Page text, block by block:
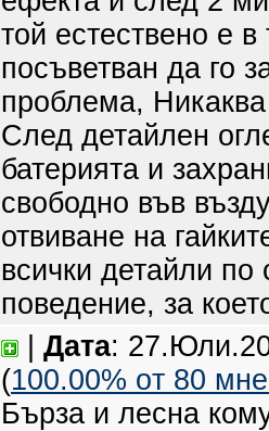
той естествено е
посъветван да го
проблема, Никаква
След детайлен
батерията и
свободно във
отвиване на
всички детайли по
поведение, за
Дата:
(100.00% oт 80
Бърза и лесна